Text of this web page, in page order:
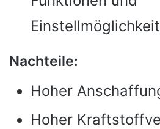
Nachteile:
Hoher
Hoher